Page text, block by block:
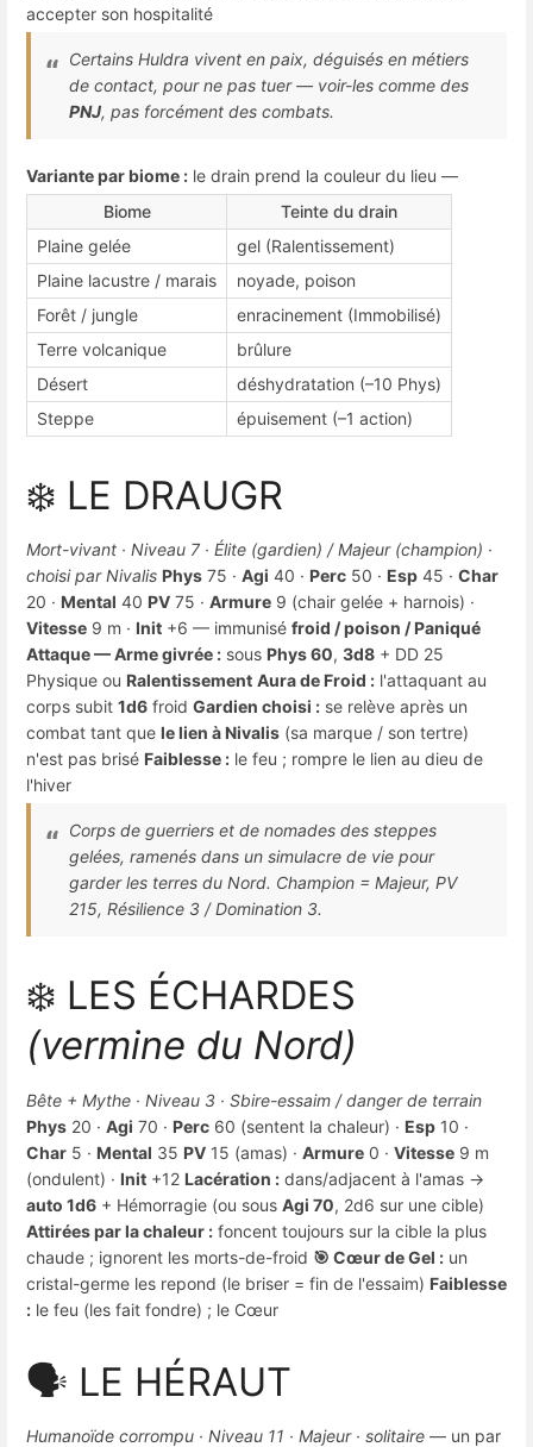
accepter son hospitalité
Certains Huldra vivent en paix, déguisés en métiers
de contact, pour ne pas tuer — voir-les comme des
PNJ, pas forcément des combats.
Variante par biome : le drain prend la couleur du lieu —
Biome
Teinte du drain
Plaine gelée
gel (Ralentissement)
Plaine lacustre / marais
noyade, poison
Forêt / jungle
enracinement (Immobilisé)
Terre volcanique
brûlure
Désert
déshydratation (–10 Phys)
Steppe
épuisement (–1 action)
❄️ LE DRAUGR
Mort-vivant · Niveau 7 · Élite (gardien) / Majeur (champion) ·
choisi par Nivalis Phys 75 · Agi 40 · Perc 50 · Esp 45 · Char
20 · Mental 40 PV 75 · Armure 9 (chair gelée + harnois) ·
Vitesse 9 m · Init +6 — immunisé froid / poison / Paniqué
Attaque — Arme givrée : sous Phys 60, 3d8 + DD 25
Physique ou Ralentissement Aura de Froid : l'attaquant au
corps subit 1d6 froid Gardien choisi : se relève après un
combat tant que le lien à Nivalis (sa marque / son tertre)
n'est pas brisé Faiblesse : le feu ; rompre le lien au dieu de
l'hiver
Corps de guerriers et de nomades des steppes
gelées, ramenés dans un simulacre de vie pour
garder les terres du Nord. Champion = Majeur, PV
215, Résilience 3 / Domination 3.
❄️ LES ÉCHARDES
(vermine du Nord)
Bête + Mythe · Niveau 3 · Sbire-essaim / danger de terrain
Phys 20 · Agi 70 · Perc 60 (sentent la chaleur) · Esp 10 ·
Char 5 · Mental 35 PV 15 (amas) · Armure 0 · Vitesse 9 m
(ondulent) · Init +12 Lacération : dans/adjacent à l'amas →
auto 1d6 + Hémorragie (ou sous Agi 70, 2d6 sur une cible)
Attirées par la chaleur : foncent toujours sur la cible la plus
chaude ; ignorent les morts-de-froid 🎯 Cœur de Gel : un
cristal-germe les repond (le briser = fin de l'essaim) Faiblesse
: le feu (les fait fondre) ; le Cœur
🗣️ LE HÉRAUT
Humanoïde corrompu · Niveau 11 · Majeur · solitaire — un par